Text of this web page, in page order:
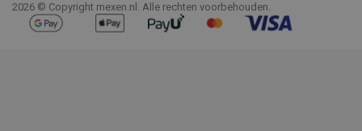
2026 © Copyright mexen.nl. Alle rechten voorbehouden.